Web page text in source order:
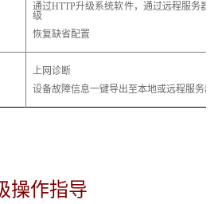
通过HTTP升级系统软件，通过远程服务器
级
恢复缺省配置
上网诊断
设备故障信息一键导出至本地或远程服务器
操作指导